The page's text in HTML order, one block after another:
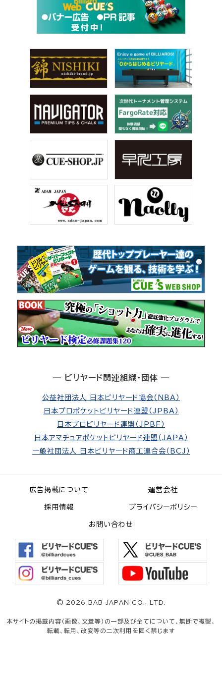
― ビリヤード関連組織・団体 ―
公益社団法人 日本ビリヤード協会（NBA）
日本プロポケットビリヤード連盟（JPBA）
日本プロビリヤード連盟（JPBF）
日本アマチュアポケットビリヤード連盟（JAPA）
一般社団法人 日本ビリヤード商工連合会（BCJ）
広告掲載について 運営会社
採用情報 プライバシーポリシー
お問い合わせ
© 2026 BAB JAPAN CO., LTD.
本サイトの掲載内容（画像、文章等）の一部及び全てについて、無断で複製、
転載、転用、改変等の二次利用を固く禁じます